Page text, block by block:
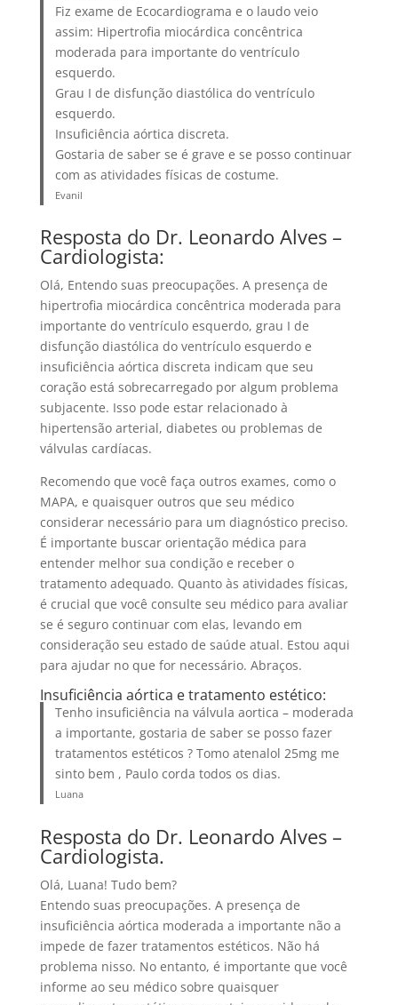
Fiz exame de Ecocardiograma e o laudo veio
assim: Hipertrofia miocárdica concêntrica
moderada para importante do ventrículo
esquerdo.
Grau I de disfunção diastólica do ventrículo
esquerdo.
Insuficiência aórtica discreta.
Gostaria de saber se é grave e se posso continuar
com as atividades físicas de costume.
Evanil
Resposta do Dr. Leonardo Alves –
Cardiologista:
Olá, Entendo suas preocupações. A presença de
hipertrofia miocárdica concêntrica moderada para
importante do ventrículo esquerdo, grau I de
disfunção diastólica do ventrículo esquerdo e
insuficiência aórtica discreta indicam que seu
coração está sobrecarregado por algum problema
subjacente. Isso pode estar relacionado à
hipertensão arterial, diabetes ou problemas de
válvulas cardíacas.
Recomendo que você faça outros exames, como o
MAPA, e quaisquer outros que seu médico
considerar necessário para um diagnóstico preciso.
É importante buscar orientação médica para
entender melhor sua condição e receber o
tratamento adequado. Quanto às atividades físicas,
é crucial que você consulte seu médico para avaliar
se é seguro continuar com elas, levando em
consideração seu estado de saúde atual. Estou aqui
para ajudar no que for necessário. Abraços.
Insuficiência aórtica e tratamento estético:
Tenho insuficiência na válvula aortica – moderada
a importante, gostaria de saber se posso fazer
tratamentos estéticos ? Tomo atenalol 25mg me
sinto bem , Paulo corda todos os dias.
Luana
Resposta do Dr. Leonardo Alves –
Cardiologista.
Olá, Luana! Tudo bem?
Entendo suas preocupações. A presença de
insuficiência aórtica moderada a importante não a
impede de fazer tratamentos estéticos. Não há
problema nisso. No entanto, é importante que você
informe ao seu médico sobre quaisquer